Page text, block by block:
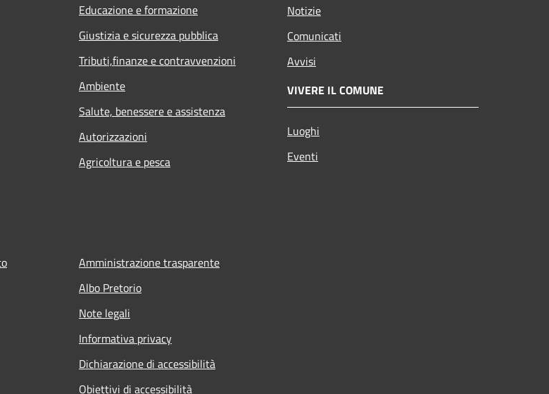
Educazione e formazione
Giustizia e sicurezza pubblica
Tributi,finanze e contravvenzioni
Ambiente
Salute, benessere e assistenza
Autorizzazioni
Agricoltura e pesca
Notizie
Comunicati
Avvisi
VIVERE IL COMUNE
Luoghi
Eventi
Amministrazione trasparente
Albo Pretorio
Note legali
Informativa privacy
Dichiarazione di accessibilità
Obiettivi di accessibilità